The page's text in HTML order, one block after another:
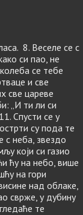
8. Веселе се с
си пао, не
се тебе
и све
све цареве
„И ти ли си
Спусти се у
су пода те
с неба, звездо
који си газио
ћу на небо, више
на гори
над облаке,
сврже, у дубину
те